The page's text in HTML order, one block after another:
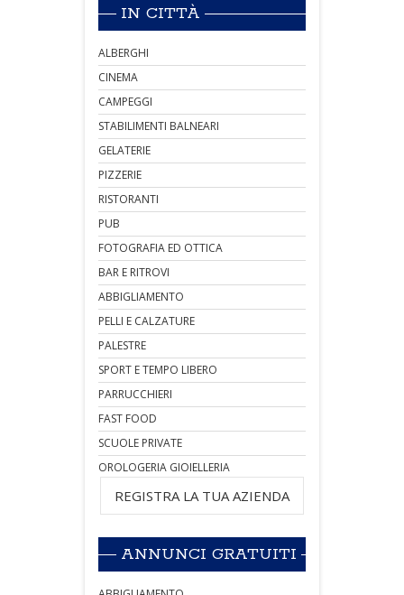
IN CITTÀ
ALBERGHI
CINEMA
CAMPEGGI
STABILIMENTI BALNEARI
GELATERIE
PIZZERIE
RISTORANTI
PUB
FOTOGRAFIA ED OTTICA
BAR E RITROVI
ABBIGLIAMENTO
PELLI E CALZATURE
PALESTRE
SPORT E TEMPO LIBERO
PARRUCCHIERI
FAST FOOD
SCUOLE PRIVATE
OROLOGERIA GIOIELLERIA
REGISTRA LA TUA AZIENDA
ANNUNCI GRATUITI